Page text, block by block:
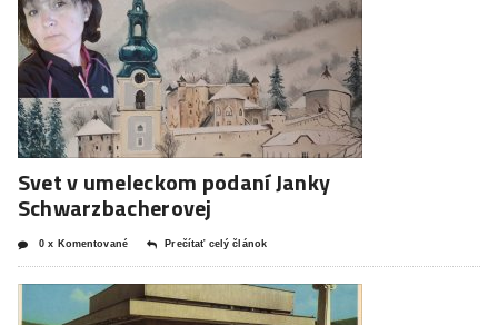
Svet v umeleckom podaní Janky
Schwarzbacherovej
0 x Komentované Prečítať celý článok